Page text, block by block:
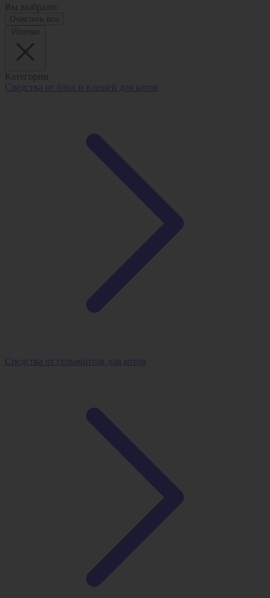
Вы выбрали:
Очистить все
Vitomax
Категории
Средства от блох и клещей для котов
Средства от гельминтов для котов